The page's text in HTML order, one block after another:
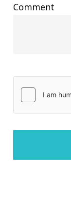
Comment